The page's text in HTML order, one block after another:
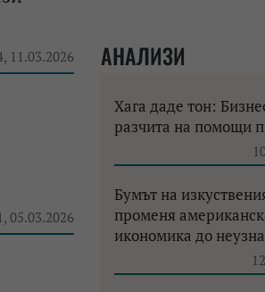
11.03.2026
05.03.2026
АНАЛИЗИ
Хага даде тон:
разчита на помощи
Бумът на
променя
икономика до